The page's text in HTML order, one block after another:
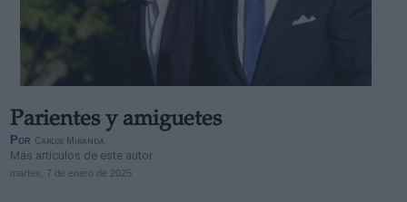
Parientes y amiguetes
Por Carlos Miranda
Más artículos de este autor
martes, 7 de enero de 2025